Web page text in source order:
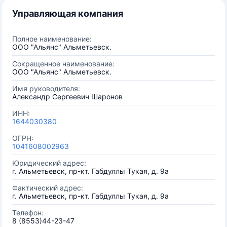
Управляющая компания
Полное наименование:
ООО "Альянс" Альметьевск.
Сокращенное наименование:
ООО "Альянс" Альметьевск.
Имя руководителя:
Александр Сергеевич Шаронов
ИНН:
1644030380
ОГРН:
1041608002963
Юридический адрес:
г. Альметьевск, пр-кт. Габдуллы Тукая, д. 9а
Фактический адрес:
г. Альметьевск, пр-кт. Габдуллы Тукая, д. 9а
Телефон:
8 (8553)44-23-47